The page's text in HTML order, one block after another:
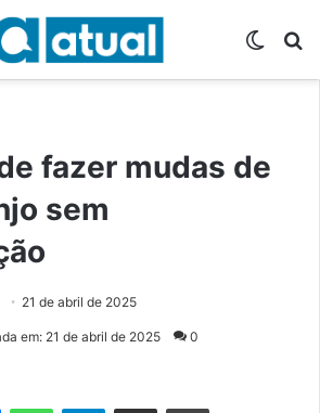
fazer mudas de
sem
21 de abril de 2025
em: 21 de abril de 2025 0
Telegram